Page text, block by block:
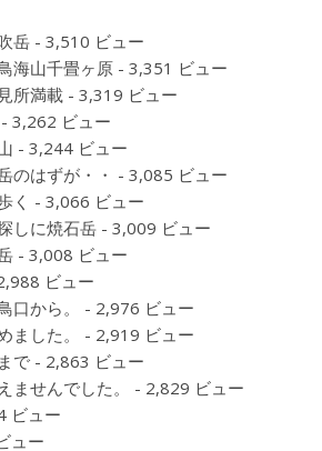
岳 - 3,510 ビュー
海山千畳ヶ原 - 3,351 ビュー
所満載 - 3,319 ビュー
- 3,262 ビュー
- 3,244 ビュー
のはずが・・ - 3,085 ビュー
く - 3,066 ビュー
しに焼石岳 - 3,009 ビュー
- 3,008 ビュー
ビュー
口から。
- 2,976 ビュー
ました。
- 2,919 ビュー
で - 2,863 ビュー
ませんでした。
- 2,829 ビュー
ビュー
ュー